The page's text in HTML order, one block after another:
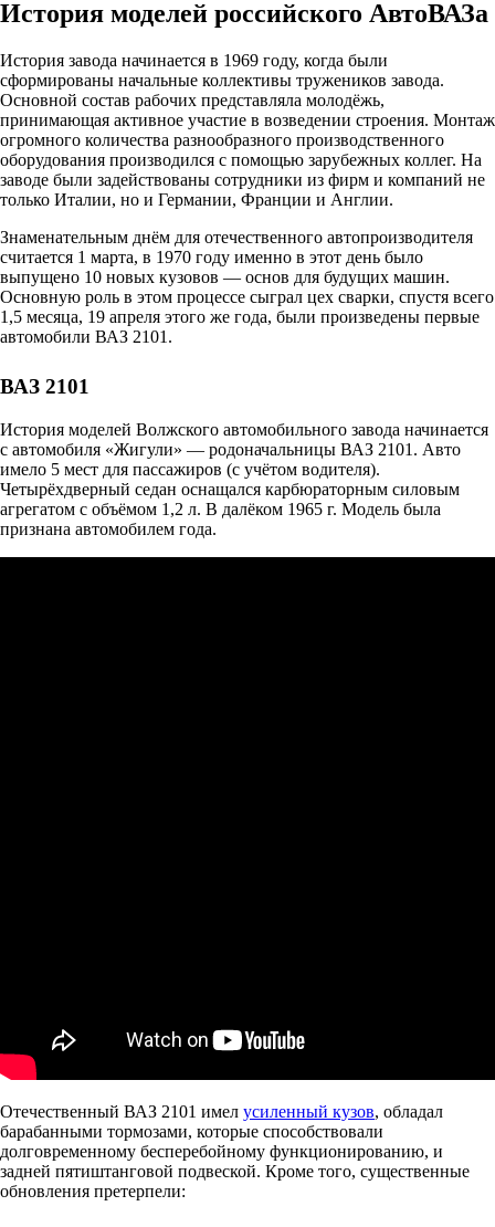
История моделей российского АвтоВАЗа
История завода начинается в 1969 году, когда были
сформированы начальные коллективы тружеников завода.
Основной состав рабочих представляла молодёжь,
принимающая активное участие в возведении строения. Монтаж
огромного количества разнообразного производственного
оборудования производился с помощью зарубежных коллег. На
заводе были задействованы сотрудники из фирм и компаний не
только Италии, но и Германии, Франции и Англии.
Знаменательным днём для отечественного автопроизводителя
считается 1 марта, в 1970 году именно в этот день было
выпущено 10 новых кузовов — основ для будущих машин.
Основную роль в этом процессе сыграл цех сварки, спустя всего
1,5 месяца, 19 апреля этого же года, были произведены первые
автомобили ВАЗ 2101.
ВАЗ 2101
История моделей Волжского автомобильного завода начинается
с автомобиля «Жигули» — родоначальницы ВАЗ 2101. Авто
имело 5 мест для пассажиров (с учётом водителя).
Четырёхдверный седан оснащался карбюраторным силовым
агрегатом с объёмом 1,2 л. В далёком 1965 г. Модель была
признана автомобилем года.
Отечественный ВАЗ 2101 имел усиленный кузов, обладал
барабанными тормозами, которые способствовали
долговременному бесперебойному функционированию, и
задней пятиштанговой подвеской. Кроме того, существенные
обновления претерпели: